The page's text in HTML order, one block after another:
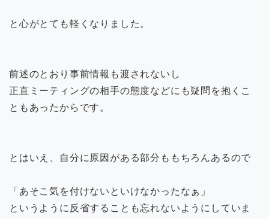
と心がとても軽くなりました。
前述のとおり事前情報も渡されないし
正直ミーティングの相手の態度などにも疑問を抱くこ
ともあったからです。
とはいえ、自分に原因がある部分ももちろんあるので
「あそこ気を付けないといけなかったなぁ」
というように反省することも忘れないようにしていま